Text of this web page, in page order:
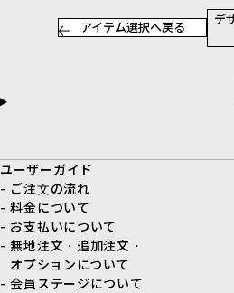
アイテム選択へ戻る
デ
ユーザーガイド
- ご注文の流れ
- 料金について
- お支払いについて
- 無地注文・追加注文・
オプションについて
- 会員ステージについて